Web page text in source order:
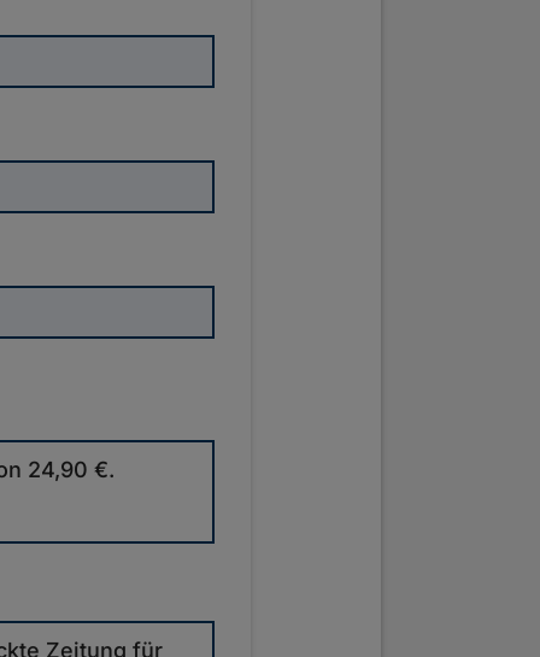
24,90 €.
Zeitung für